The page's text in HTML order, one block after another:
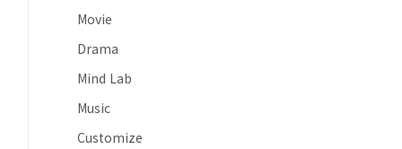
Movie
Drama
Mind Lab
Music
Customize